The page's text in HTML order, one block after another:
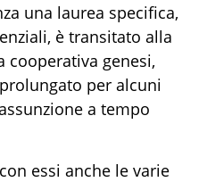
una laurea specifica,
è transitato alla
cooperativa genesi,
per alcuni
a tempo
essi anche le varie